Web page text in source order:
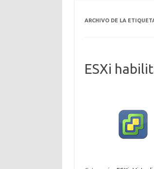
ARCHIVO DE LA
ESXi